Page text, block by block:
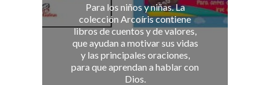
Para los niños y niñas. La
colección Arcoíris contiene
libros de cuentos y de valores,
que ayudan a motivar sus vidas
y las principales oraciones,
para que aprendan a hablar con
Dios.